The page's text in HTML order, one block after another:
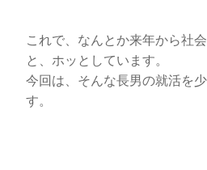
これで、なんとか来年から社
と、ホッとしています。
今回は、そんな長男の就活を
す。